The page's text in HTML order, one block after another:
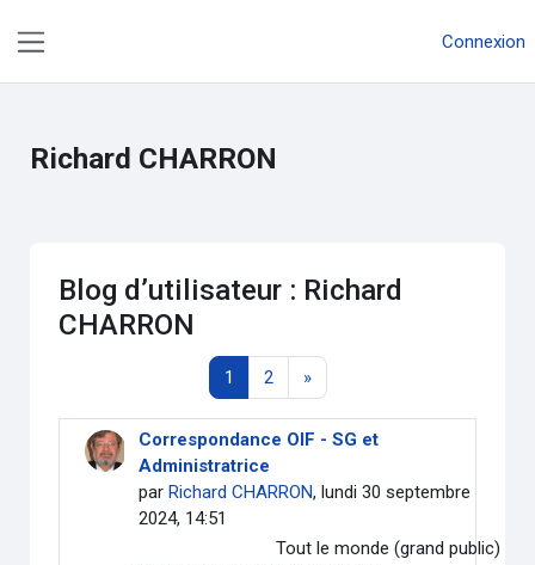
Connexion
Richard CHARRON
Blog d’utilisateur : Richard
CHARRON
1 Page 1
2Page 2
»Page suivante
Correspondance OIF - SG et
Administratrice
parRichard CHARRON, lundi 30 septembre
2024, 14:51
Tout le monde (grand public)